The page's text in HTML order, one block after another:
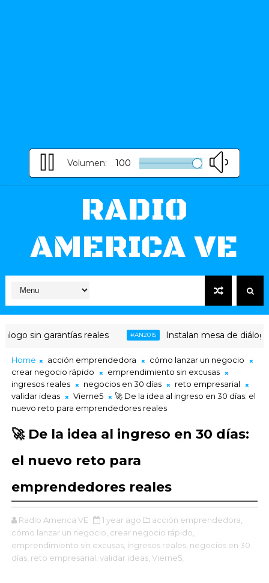
Volumen: 100
RADIO
AMERICA VE
sin garantías reales #AN2015 Instalan mesa de diálogo
Home acción emprendedora
cómo lanzar un negocio
crear negocio rápido
emprendimiento sin excusas
ingresos reales
negocios en 30 días
reto empresarial
validar ideas
Vierne5
🚀 De la idea al ingreso en 30 días: el
nuevo reto para emprendedores reales
🚀 De la idea al ingreso en 30 días:
el nuevo reto para
emprendedores reales
Radio America VE 1 year ago
acción emprendedora,
cómo lanzar un negocio, crear negocio rápido,
emprendimiento sin excusas, ingresos reales, negocios en 30
días, reto empresarial, validar ideas, Vierne5,